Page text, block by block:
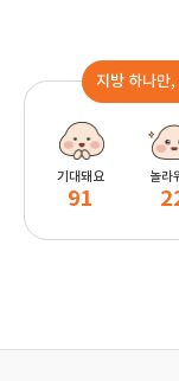
지방 하나만
기대돼요
91
놀라